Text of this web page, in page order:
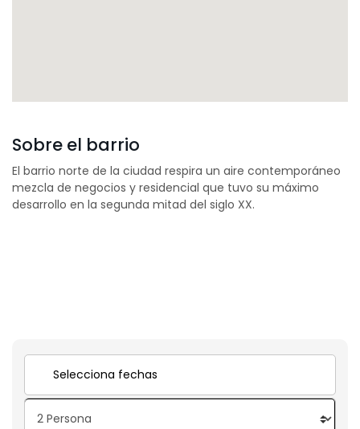
Sobre el barrio
El barrio norte de la ciudad respira un aire contemporáneo
mezcla de negocios y residencial que tuvo su máximo
desarrollo en la segunda mitad del siglo XX.